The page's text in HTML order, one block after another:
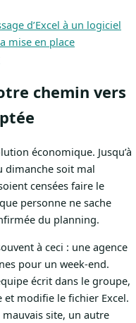
d’Excel à un logiciel
mise en place
chemin vers
économique. Jusqu’à
dimanche soit mal
censées faire le
personne ne sache
du planning.
à ceci : une agence
pour un week-end.
écrit dans le groupe,
et modifie le fichier Excel.
site, un autre